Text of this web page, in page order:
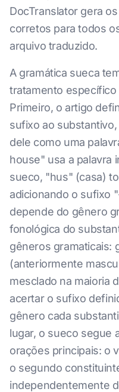
DocTranslator gera
corretos para todos
arquivo traduzido.
A gramática sueca
tratamento específico
Primeiro, o artigo
sufixo ao
dele como uma
house" usa a palavra
sueco, "hus" (casa)
adicionando o sufixo
depende do gênero
fonológica do
gêneros gramaticais:
(anteriormente
mesclado na maioria
acertar o sufixo
gênero cada
lugar, o sueco segue
orações principais: o
o segundo
independentemente